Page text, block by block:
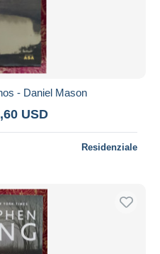
- Daniel Mason
USD
Residenziale